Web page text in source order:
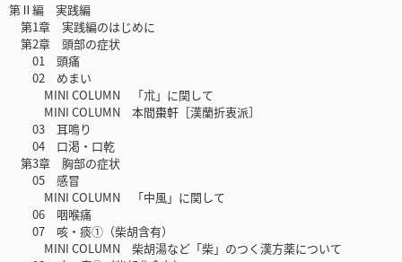
第Ⅱ編 実践編
第1章 実践編のはじめに
第2章 頭部の症状
01 頭痛
02 めまい
MINI COLUMN 「朮」に関して
MINI COLUMN 本間棗軒［漢蘭折衷派］
03 耳鳴り
04 口渇・口乾
第3章 胸部の症状
05 感冒
MINI COLUMN 「中風」に関して
06 咽喉痛
07 咳・痰①（柴胡含有）
MINI COLUMN 柴胡湯など「柴」のつく漢方薬について